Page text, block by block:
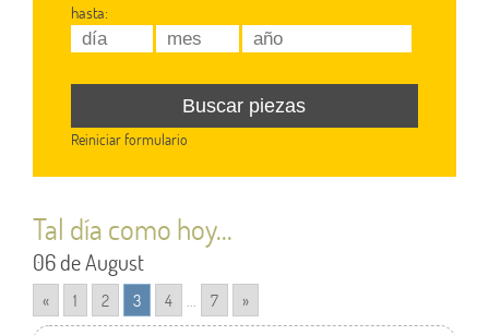
hasta:
Reiniciar formulario
Tal día como hoy...
06 de August
« 1 2 3 4 ... 7 »